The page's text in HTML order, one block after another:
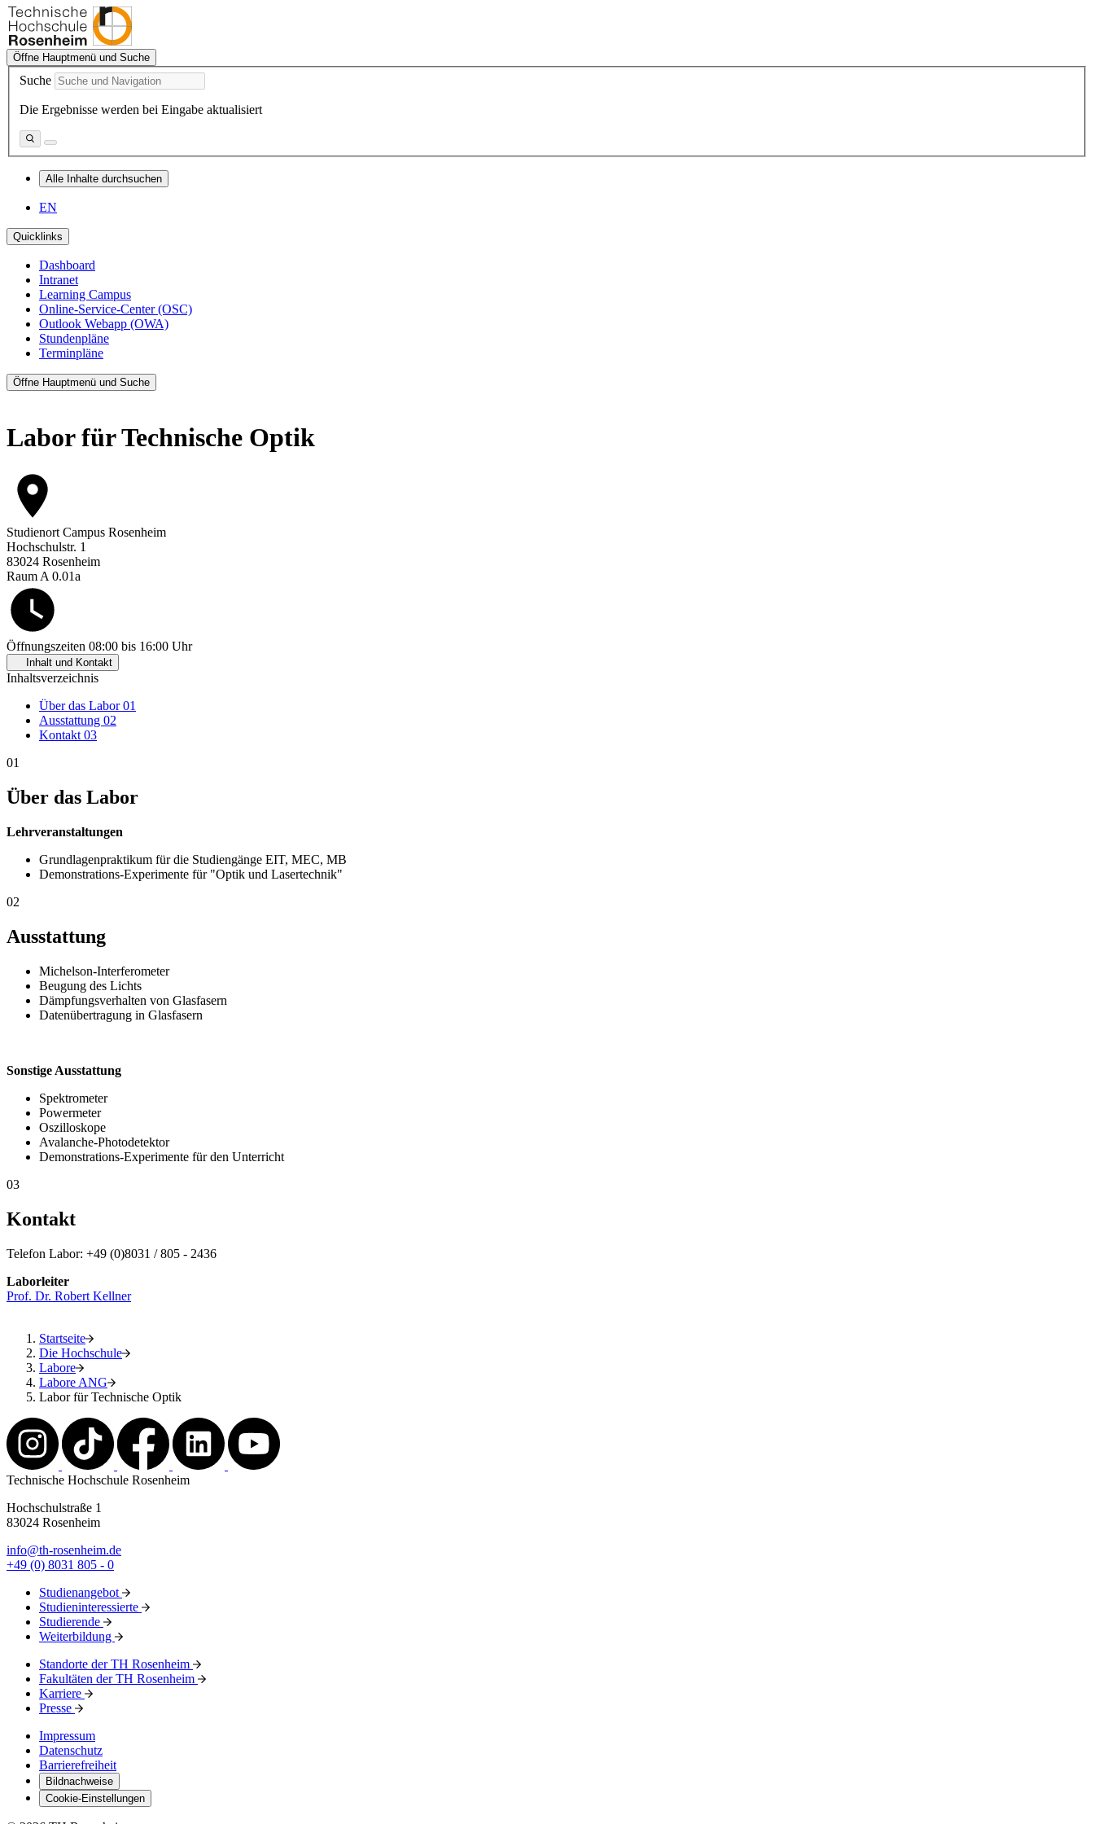
Öffne Hauptmenü und Suche
Suche
Die Ergebnisse werden bei Eingabe aktualisiert
Alle Inhalte durchsuchen
EN
Quicklinks
Dashboard
Intranet
Learning Campus
Online-Service-Center (OSC)
Outlook Webapp (OWA)
Stundenpläne
Terminpläne
Öffne Hauptmenü und Suche
Labor für Technische Optik
StudienortCampus Rosenheim
Hochschulstr. 1
83024 Rosenheim
Raum A 0.01a
Öffnungszeiten 08:00 bis 16:00 Uhr
Inhalt und Kontakt
Inhaltsverzeichnis
Über das Labor01
Ausstattung 02
Kontakt03
01
Über das Labor
Lehrveranstaltungen
Grundlagenpraktikum für die Studiengänge EIT, MEC, MB
Demonstrations-Experimente für "Optik und Lasertechnik"
02
Ausstattung
Michelson-Interferometer
Beugung des Lichts
Dämpfungsverhalten von Glasfasern
Datenübertragung in Glasfasern
Sonstige Ausstattung
Spektrometer
Powermeter
Oszilloskope
Avalanche-Photodetektor
Demonstrations-Experimente für den Unterricht
03
Kontakt
Telefon Labor: +49 (0)8031 / 805 - 2436
Laborleiter
Prof. Dr. Robert Kellner
Startseite
Die Hochschule
Labore
Labore ANG
Labor für Technische Optik
Technische Hochschule Rosenheim
Hochschulstraße 1
83024 Rosenheim
info@th-rosenheim.de
+49 (0) 8031 805 - 0
Studienangebot
Studieninteressierte
Studierende
Weiterbildung
Standorte der TH Rosenheim
Fakultäten der TH Rosenheim
Karriere
Presse
Impressum
Datenschutz
Barrierefreiheit
Bildnachweise
Cookie-Einstellungen